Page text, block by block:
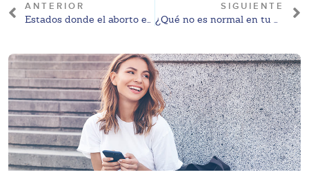
ANTERIOR
Estados donde el aborto es legal en México 2024
SIGUIENTE
¿Qué no es normal en tu menstruación? Olor, color, cantidad y textura